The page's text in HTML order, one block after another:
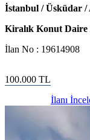
İstanbul / Üsküdar /
Kiralık Konut Daire
İlan No : 19614908
100.000 TL
İlanı